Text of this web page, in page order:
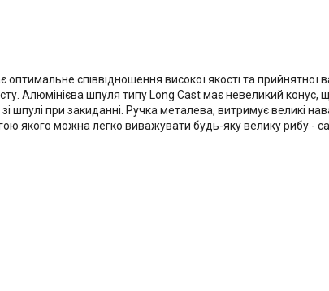
співвідношення високої якості та прийнятної
Алюмінієва шпуля типу Long Cast має невеликий конус,
шпулі при закиданні. Ручка металева, витримує великі
якого можна легко виважувати будь-яку велику рибу -